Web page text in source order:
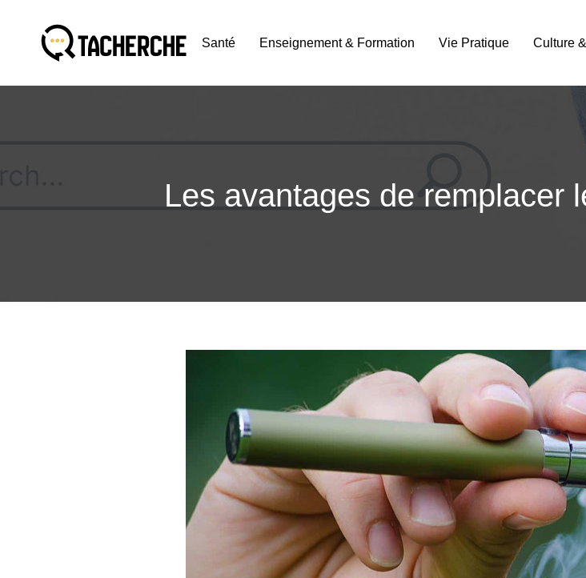
Santé Enseignement & Formation Vie Pratique Culture
Les avantages de remplacer